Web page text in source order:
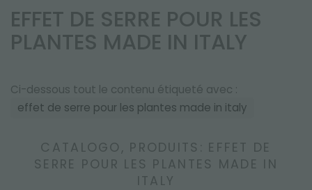
PLUS DE RÉSULTATS POUR VOUS:
EFFET DE SERRE POUR LES
PLANTES MADE IN ITALY
Ci-dessous tout le contenu étiqueté avec :
effet de serre pour les plantes made in italy
CATALOGO, PRODUITS: EFFET DE
SERRE POUR LES PLANTES MADE IN
ITALY